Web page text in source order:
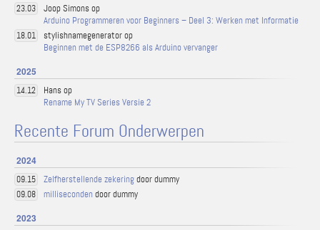
23.03
Joop Simons op
Arduino Programmeren voor Beginners – Deel 3: Werken met Informatie
18.01
stylishnamegenerator op
Beginnen met de ESP8266 als Arduino vervanger
2025
14.12
Hans op
Rename My TV Series Versie 2
Recente Forum Onderwerpen
2024
09.15 Zelfherstellende zekeringdoor dummy
09.08 milliseconden door dummy
2023